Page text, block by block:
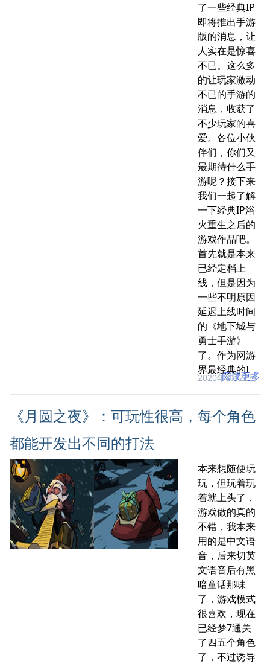
了一些经典IP
即将推出手游
版的消息，让
人实在是惊喜
不已。这么多
的让玩家激动
不已的手游的
消息，收获了
不少玩家的喜
爱。各位小伙
伴们，你们又
最期待什么手
游呢？接下来
我们一起了解
一下经典IP浴
火重生之后的
游戏作品吧。
首先就是本来
已经定档上
线，但是因为
一些不明原因
延迟上线时间
的《地下城与
勇士手游》
了。作为网游
界最经典的I
阅读更多
2020年8月22日
《月圆之夜》：可玩性很高，每个角色
都能开发出不同的打法
本来想随便玩
玩，但玩着玩
着就上头了，
游戏做的真的
不错，我本来
用的是中文语
音，后来切英
文语音后有黑
暗童话那味
了，游戏模式
很喜欢，现在
已经梦7通关
了四五个角色
了，不过诱导